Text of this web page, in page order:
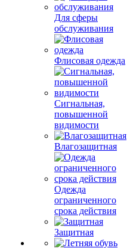
Для сферы
обслуживания
Флисовая одежда
Сигнальная,
повышенной
видимости
Влагозащитная
Одежда
ограниченного
срока действия
Защитная